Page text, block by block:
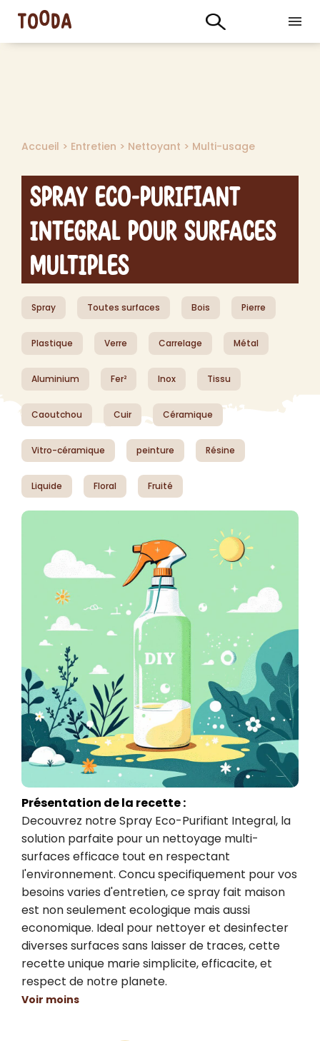
Accueil > Entretien > Nettoyant > Multi-usage
Spray Eco-Purifiant
Integral pour Surfaces
Multiples
Spray Toutes surfaces Bois Pierre
Plastique Verre Carrelage Métal
Aluminium Fer² Inox Tissu
Caoutchou Cuir Céramique
Vitro-céramique peinture Résine
Liquide Floral Fruité
Présentation de la recette :
Decouvrez notre Spray Eco-Purifiant Integral, la
solution parfaite pour un nettoyage multi-
surfaces efficace tout en respectant
l'environnement. Concu specifiquement pour vos
besoins varies d'entretien, ce spray fait maison
est non seulement ecologique mais aussi
economique. Ideal pour nettoyer et desinfecter
diverses surfaces sans laisser de traces, cette
recette unique marie simplicite, efficacite, et
respect de notre planete.
Voir moins